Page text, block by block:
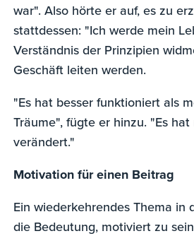
war". Also hörte er auf, es zu
stattdessen: "Ich werde mein
Verständnis der Prinzipien
Geschäft leiten werden.
"Es hat besser funktioniert als
Träume", fügte er hinzu. "Es
verändert."
Motivation für einen Beitrag
Ein wiederkehrendes Thema in
die Bedeutung, motiviert zu